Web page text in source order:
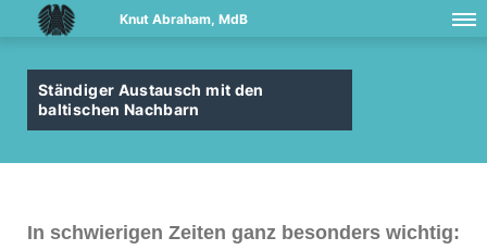
Knut Abraham, MdB
Ständiger Austausch mit den
baltischen Nachbarn
In schwierigen Zeiten ganz besonders wichtig: